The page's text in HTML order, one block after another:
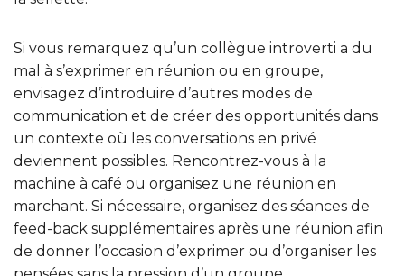
Si vous remarquez qu’un collègue introverti a du
mal à s’exprimer en réunion ou en groupe,
envisagez d’introduire d’autres modes de
communication et de créer des opportunités dans
un contexte où les conversations en privé
deviennent possibles. Rencontrez-vous à la
machine à café ou organisez une réunion en
marchant. Si nécessaire, organisez des séances de
feed-back supplémentaires après une réunion afin
de donner l’occasion d’exprimer ou d’organiser les